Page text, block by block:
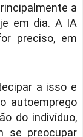
a
em dia. A IA
preciso, em
a isso e
autoemprego
do indivíduo,
se preocupar